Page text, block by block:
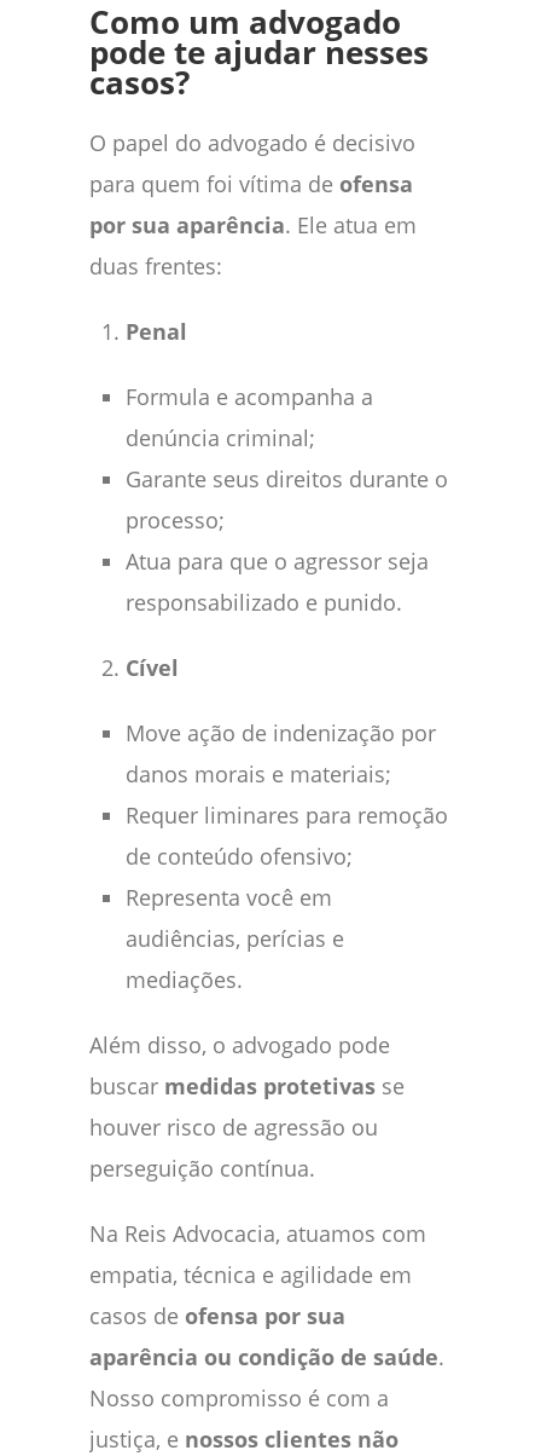
Como um advogado
pode te ajudar nesses
casos?
O papel do advogado é decisivo
para quem foi vítima de ofensa
por sua aparência. Ele atua em
duas frentes:
Penal
Formula e acompanha a
denúncia criminal;
Garante seus direitos durante o
processo;
Atua para que o agressor seja
responsabilizado e punido.
Cível
Move ação de indenização por
danos morais e materiais;
Requer liminares para remoção
de conteúdo ofensivo;
Representa você em
audiências, perícias e
mediações.
Além disso, o advogado pode
buscar medidas protetivas se
houver risco de agressão ou
perseguição contínua.
Na Reis Advocacia, atuamos com
empatia, técnica e agilidade em
casos de ofensa por sua
aparência ou condição de saúde.
Nosso compromisso é com a
justiça, e nossos clientes não